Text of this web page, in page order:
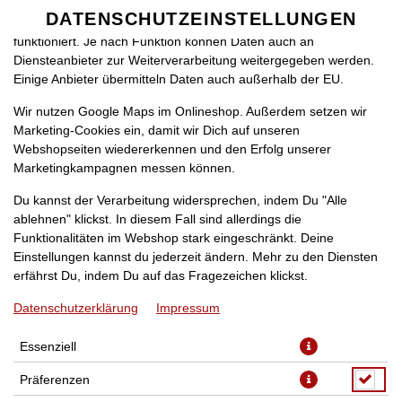
DE
SPRACHE ÄNDERN
VEGGIE POMMBOX
DATENSCHUTZEINSTELLUNGEN
benötigt, damit bei Deinem Besuch unseres Webshops auch alles
funktioniert. Je nach Funktion können Daten auch an
Diensteanbieter zur Weiterverarbeitung weitergegeben werden.
Einige Anbieter übermitteln Daten auch außerhalb der EU.
Wir nutzen Google Maps im Onlineshop. Außerdem setzen wir
Marketing-Cookies ein, damit wir Dich auf unseren
Webshopseiten wiedererkennen und den Erfolg unserer
Marketingkampagnen messen können.
Du kannst der Verarbeitung widersprechen, indem Du "Alle
ablehnen" klickst. In diesem Fall sind allerdings die
Funktionalitäten im Webshop stark eingeschränkt. Deine
Einstellungen kannst du jederzeit ändern. Mehr zu den Diensten
erfährst Du, indem Du auf das Fragezeichen klickst.
Datenschutzerklärung Impressum
Essenziell
Präferenzen